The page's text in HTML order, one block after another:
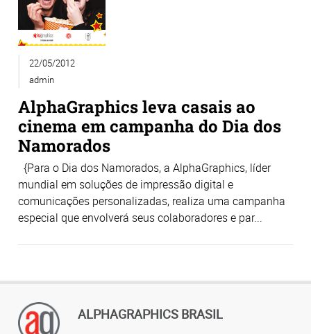
22/05/2012
admin
AlphaGraphics leva casais ao
cinema em campanha do Dia dos
Namorados
{Para o Dia dos Namorados, a AlphaGraphics, líder
mundial em soluções de impressão digital e
comunicações personalizadas, realiza uma campanha
especial que envolverá seus colaboradores e par...
ALPHAGRAPHICS BRASIL